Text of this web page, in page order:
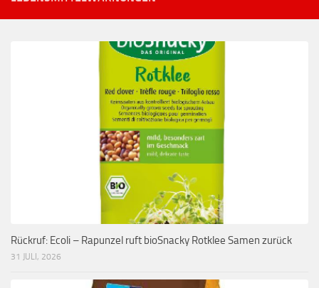
Rückruf: Ecoli – Rapunzel ruft bioSnacky Rotklee Samen zurück
31 JULI, 2026